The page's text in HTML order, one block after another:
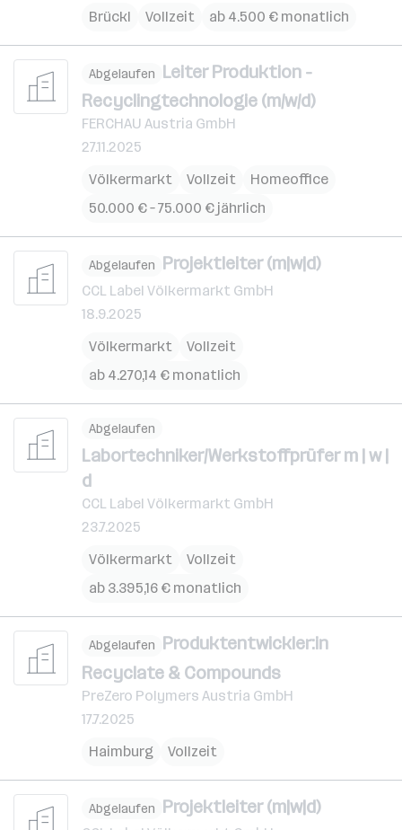
Brückl
Vollzeit ab 4.500 € monatlich
Abgelaufen Leiter Produktion -
Recyclingtechnologie (m/w/d)
FERCHAU Austria GmbH
27.11.2025
Völkermarkt
Vollzeit
Homeoffice
50.000 € – 75.000 € jährlich
Abgelaufen Projektleiter (m|w|d)
CCL Label Völkermarkt GmbH
18.9.2025
Völkermarkt
Vollzeit
ab 4.270,14 € monatlich
Abgelaufen
Labortechniker/Werkstoffprüfer m | w |
d
CCL Label Völkermarkt GmbH
23.7.2025
Völkermarkt
Vollzeit
ab 3.395,16 € monatlich
Abgelaufen Produktentwickler:in
Recyclate & Compounds
PreZero Polymers Austria GmbH
17.7.2025
Haimburg
Vollzeit
Abgelaufen Projektleiter (m|w|d)